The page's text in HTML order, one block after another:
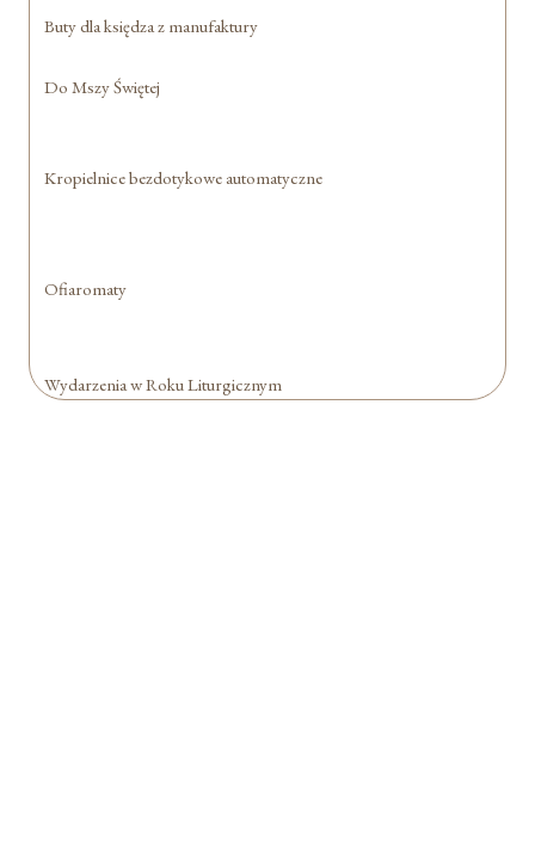
Buty dla księdza z manufaktury
Do Mszy Świętej
Kropielnice bezdotykowe automatyczne
Ofiaromaty
Wydarzenia w Roku Liturgicznym